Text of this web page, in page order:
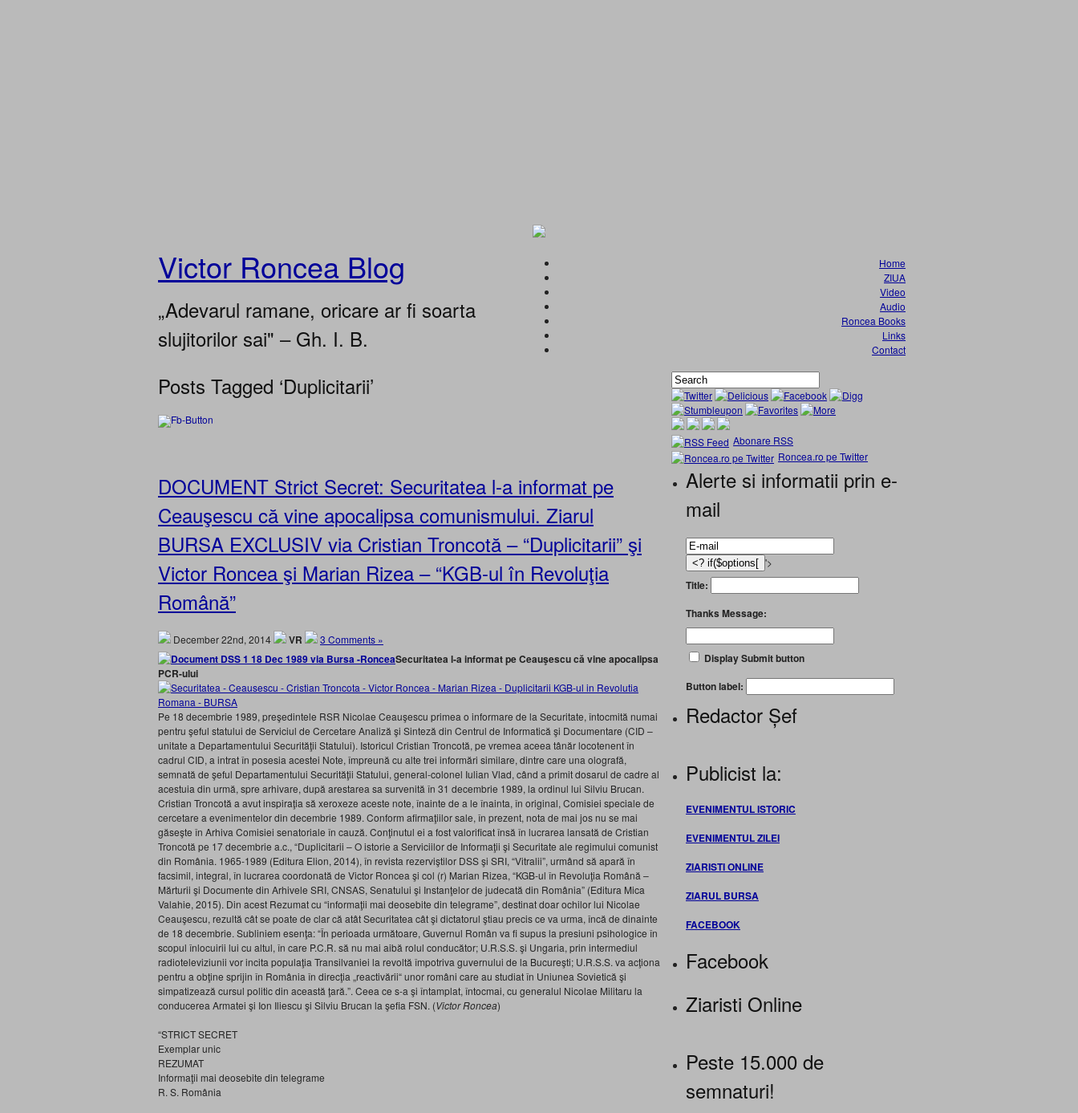
Victor Roncea Blog
„Adevarul ramane, oricare ar fi soarta
slujitorilor sai" – Gh. I. B.
Home
ZIUA
Video
Audio
Roncea Books
Links
Contact
Posts Tagged ‘Duplicitarii’
DOCUMENT Strict Secret: Securitatea l-a informat pe
Ceauşescu că vine apocalipsa comunismului. Ziarul
BURSA EXCLUSIV via Cristian Troncotă – “Duplicitarii” şi
Victor Roncea şi Marian Rizea – “KGB-ul în Revoluţia
Română”
December 22nd, 2014 VR 3 Comments »
Securitatea l-a informat pe Ceauşescu că vine apocalipsa
PCR-ului
Pe 18 decembrie 1989, preşedintele RSR Nicolae Ceauşescu primea o informare de la Securitate, întocmită numai
pentru şeful statului de Serviciul de Cercetare Analiză şi Sinteză din Centrul de Informatică şi Documentare (CID –
unitate a Departamentului Securităţii Statului). Istoricul Cristian Troncotă, pe vremea aceea tânăr locotenent în
cadrul CID, a intrat în posesia acestei Note, împreună cu alte trei informări similare, dintre care una olografă,
semnată de şeful Departamentului Securităţii Statului, general-colonel Iulian Vlad, când a primit dosarul de cadre al
acestuia din urmă, spre arhivare, după arestarea sa survenită în 31 decembrie 1989, la ordinul lui Silviu Brucan.
Cristian Troncotă a avut inspiraţia să xeroxeze aceste note, înainte de a le înainta, în original, Comisiei speciale de
cercetare a evenimentelor din decembrie 1989. Conform afirmaţiilor sale, în prezent, nota de mai jos nu se mai
găseşte în Arhiva Comisiei senatoriale în cauză. Conţinutul ei a fost valorificat însă în lucrarea lansată de Cristian
Troncotă pe 17 decembrie a.c., “Duplicitarii – O istorie a Serviciilor de Informaţii şi Securitate ale regimului comunist
din România. 1965-1989 (Editura Elion, 2014), în revista rezerviştilor DSS şi SRI, “Vitralii”, urmând să apară în
facsimil, integral, în lucrarea coordonată de Victor Roncea şi col (r) Marian Rizea, “KGB-ul în Revoluţia Română –
Mărturii şi Documente din Arhivele SRI, CNSAS, Senatului şi Instanţelor de judecată din România” (Editura Mica
Valahie, 2015). Din acest Rezumat cu “informaţii mai deosebite din telegrame”, destinat doar ochilor lui Nicolae
Ceauşescu, rezultă cât se poate de clar că atât Securitatea cât şi dictatorul ştiau precis ce va urma, încă de dinainte
de 18 decembrie. Subliniem esenţa: “În perioada următoare, Guvernul Român va fi supus la presiuni psihologice în
scopul înlocuirii lui cu altul, în care P.C.R. să nu mai aibă rolul conducător; U.R.S.S. şi Ungaria, prin intermediul
radioteleviziunii vor incita populaţia Transilvaniei la revoltă împotriva guvernului de la Bucureşti; U.R.S.S. va acţiona
pentru a obţine sprijin în România în direcţia „reactivării“ unor români care au studiat în Uniunea Sovietică şi
simpatizează cursul politic din această ţară.”. Ceea ce s-a şi întamplat, întocmai, cu generalul Nicolae Militaru la
conducerea Armatei şi Ion Iliescu şi Silviu Brucan la şefia FSN. (Victor Roncea)
“STRICT SECRET
Exemplar unic
REZUMAT
Informaţii mai deosebite din telegrame
R. S. România
Abonare RSS
Roncea.ro pe Twitter
Alerte si informatii prin e-
mail
'>
Title:
Thanks Message:
Display Submit button
Button label:
Redactor Șef
Publicist la:
EVENIMENTUL ISTORIC
EVENIMENTUL ZILEI
ZIARISTI ONLINE
ZIARUL BURSA
FACEBOOK
Facebook
Ziaristi Online
Peste 15.000 de
semnaturi!